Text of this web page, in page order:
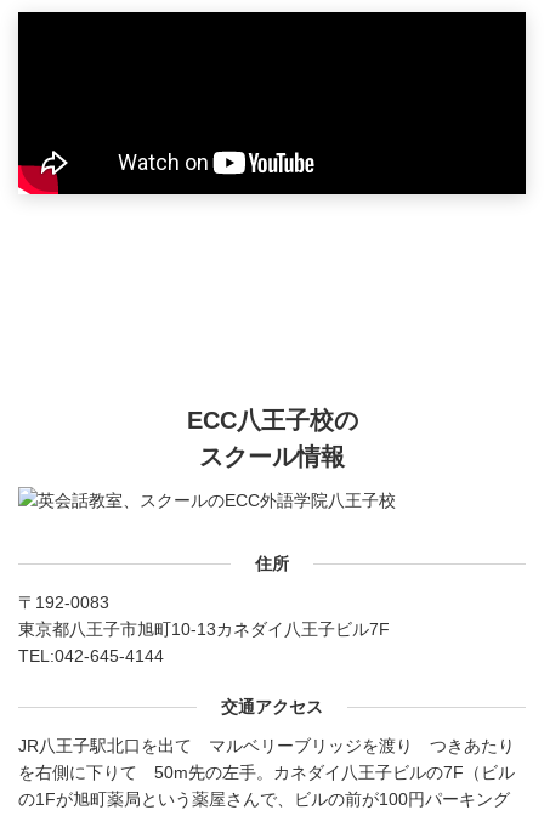
ECC八王子校の
スクール情報
住所
〒192-0083
東京都八王子市旭町10-13カネダイ八王子ビル7F
TEL:042-645-4144
交通アクセス
JR八王子駅北口を出て マルベリーブリッジを渡り つきあたり
を右側に下りて 50m先の左手。カネダイ八王子ビルの7F（ビル
の1Fが旭町薬局という薬屋さんで、ビルの前が100円パーキング